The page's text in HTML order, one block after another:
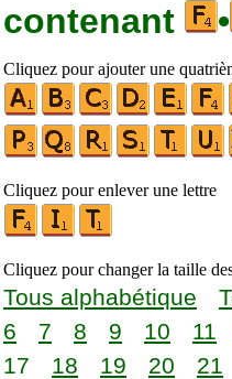
contenant
•
Cliquez pour ajouter une
Cliquez pour enlever une lettre
Cliquez pour changer la taille
Tous alphabétique
6
7 8 9 10 11
17
18 19 20 21